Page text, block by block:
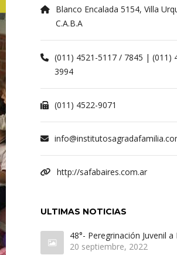
Blanco Encalada 5154, Villa
C.A.B.A
(011) 4521-5117 / 7845 | (011)
3994
(011) 4522-9071
http://safabaires.com.ar
ULTIMAS NOTICIAS
48°- Peregrinación Juvenil a
20 septiembre, 2022